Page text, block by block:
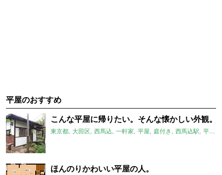
平屋のおすすめ
こんな平屋に帰りたい。そんな懐かしい外観。
東京都 大田区 西馬込 一軒家 平屋 庭付き 西馬込駅 平屋のおすすめ
ほんのりかわいい平屋の人。